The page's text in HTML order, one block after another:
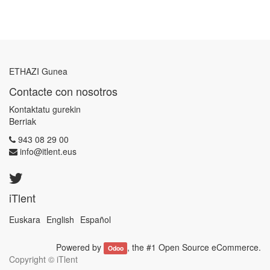
ETHAZI Gunea
Contacte con nosotros
Kontaktatu gurekin
Berriak
943 08 29 00
info@itlent.eus
iTlent
Euskara English Español
Powered by Odoo , the #1 Open Source eCommerce.
Copyright © iTlent